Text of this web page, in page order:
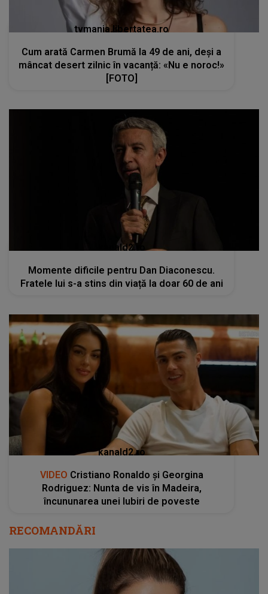
tvmania.libertatea.ro
Cum arată Carmen Brumă la 49 de ani, deși a
mâncat desert zilnic în vacanță: «Nu e noroc!»
[FOTO]
kanald2.ro
Momente dificile pentru Dan Diaconescu.
Fratele lui s-a stins din viață la doar 60 de ani
kanald2.ro
VIDEO Cristiano Ronaldo și Georgina
Rodriguez: Nunta de vis în Madeira,
încununarea unei Iubiri de poveste
RECOMANDĂRI